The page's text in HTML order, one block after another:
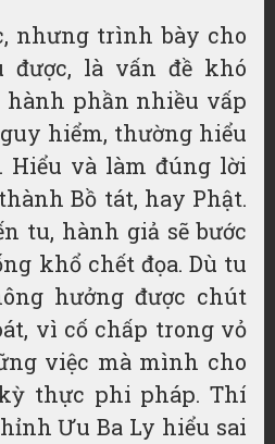
nhưng trình bày cho
được, là vấn đề khó
hành phần nhiều vấp
hiểm, thường hiểu
Hiểu và làm đúng lời
Bồ tát, hay Phật.
tu, hành giả sẽ bước
khổ chết đọa. Dù tu
hưởng được chút
vì cố chấp trong vỏ
việc mà mình cho
thực phi pháp. Thí
Ưu Ba Ly hiểu sai